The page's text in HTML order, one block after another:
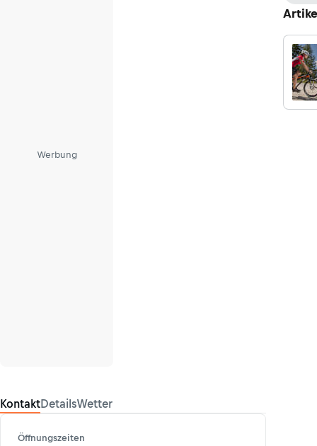
Werbung
KontaktDetailsWetter
Öffnungszeiten